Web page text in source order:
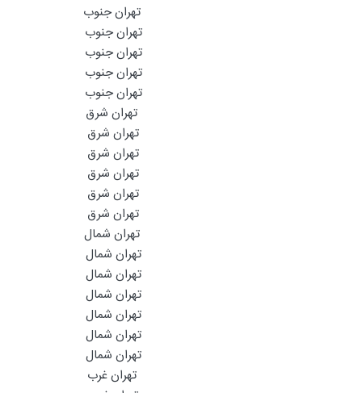
تهران جنوب
تهران جنوب
تهران جنوب
تهران جنوب
تهران جنوب
تهران شرق
تهران شرق
تهران شرق
تهران شرق
تهران شرق
تهران شرق
تهران شمال
تهران شمال
تهران شمال
تهران شمال
تهران شمال
تهران شمال
تهران شمال
تهران غرب